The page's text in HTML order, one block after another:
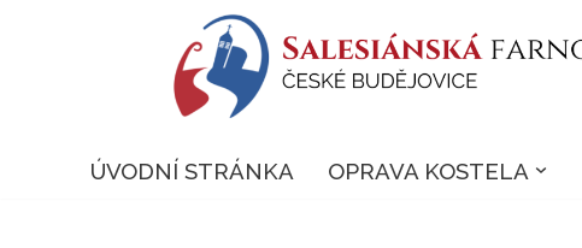
ÚVODNÍ STRÁNKA OPRAVA KOSTELA